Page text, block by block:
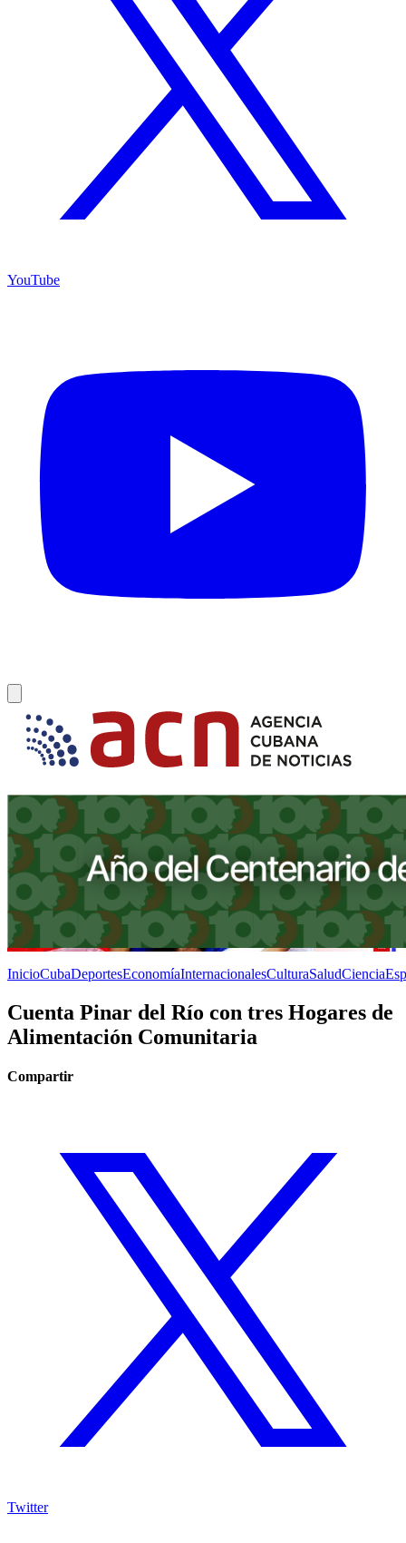
YouTube
InicioCubaDeportesEconomíaInternacionalesCulturaSaludCiencia
Cuenta Pinar del Río con tres Hogares de
Alimentación Comunitaria
Compartir
Twitter